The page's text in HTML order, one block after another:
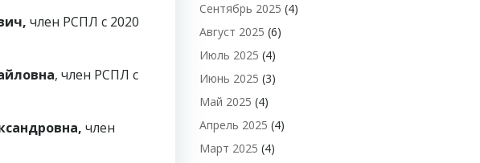
член РСПЛ с 2020
, член РСПЛ с
член
Сентябрь 2025 (4)
Август 2025 (6)
Июль 2025 (4)
Июнь 2025 (3)
Май 2025 (4)
Апрель 2025 (4)
Март 2025 (4)